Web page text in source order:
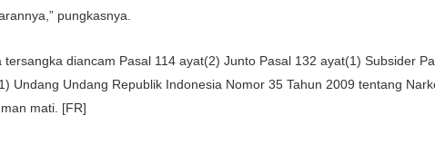
pungkasnya.
diancam Pasal 114 ayat(2) Junto Pasal 132 ayat(1) Subsider
Undang Undang Republik Indonesia Nomor 35 Tahun 2009 tentang
mati. [FR]